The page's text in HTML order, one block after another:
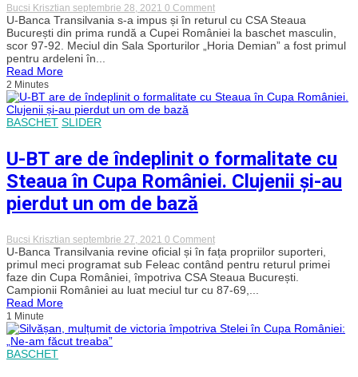
Bucsi Krisztian septembrie 28, 2021 0 Commenton
U-
Banca
Transilvania
s-
sferturile
reușită
de
clujeni
împotriva
U-Banca Transilvania s-a impus și în returul cu CSA Steaua
București din prima rundă a Cupei României la baschet masculin,
scor 97-92. Meciul din Sala Sporturilor „Horia Demian” a fost primul
pentru ardeleni în...
Read More
2 Minutes
BASCHET SLIDER
U-BT are de îndeplinit o formalitate cu
Steaua în Cupa României. Clujenii și-au
pierdut un om de bază
Bucsi Krisztian septembrie 27, 2021 0 Commenton
U-
BT
are
de
îndeplinit
cu
U-Banca Transilvania revine oficial și în fața propriilor suporteri,
primul meci programat sub Feleac contând pentru returul primei
faze din Cupa României, împotriva CSA Steaua București.
Campionii României au luat meciul tur cu 87-69,...
Read More
1 Minute
BASCHET